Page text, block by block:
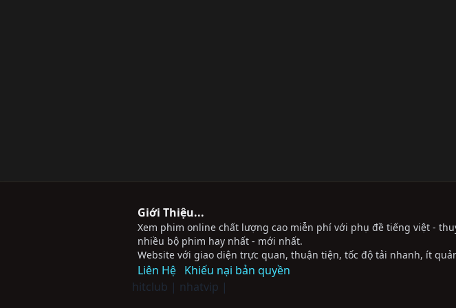
Giới Thiệu...
Xem phim online chất lượng cao miễn phí với phụ đề tiếng việt -
nhiều bộ phim hay nhất - mới nhất.
Website với giao diện trực quan, thuận tiện, tốc độ tải nhanh, ít
Liên Hệ Khiếu nại bản quyền
hitclub | nhatvip |